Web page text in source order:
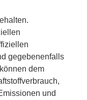
gegebenenfalls
dem
und